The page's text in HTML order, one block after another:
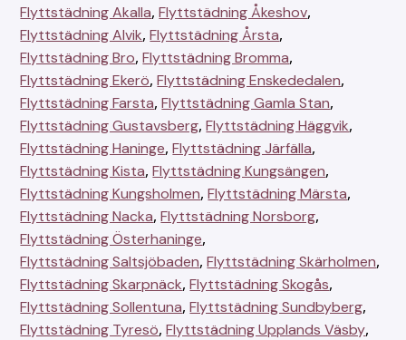
Flyttstädning Akalla,Flyttstädning Åkeshov,
Flyttstädning Alvik,Flyttstädning Årsta,
Flyttstädning Bro,Flyttstädning Bromma,
Flyttstädning Ekerö,Flyttstädning Enskededalen,
Flyttstädning Farsta,Flyttstädning Gamla Stan,
Flyttstädning Gustavsberg,Flyttstädning Häggvik,
Flyttstädning Haninge,Flyttstädning Järfälla,
Flyttstädning Kista,Flyttstädning Kungsängen,
Flyttstädning Kungsholmen,Flyttstädning Märsta,
Flyttstädning Nacka,Flyttstädning Norsborg,
Flyttstädning Österhaninge,
Flyttstädning Saltsjöbaden,Flyttstädning Skärholmen,
Flyttstädning Skarpnäck,Flyttstädning Skogås,
Flyttstädning Sollentuna,Flyttstädning Sundbyberg,
Flyttstädning Tyresö,Flyttstädning Upplands Väsby,